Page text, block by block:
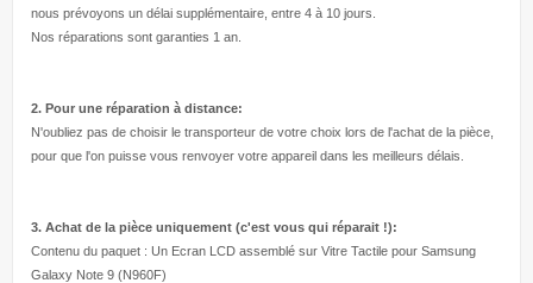
nous prévoyons un délai supplémentaire, entre 4 à 10 jours.
Nos réparations sont garanties 1 an.
2. Pour une réparation à distance:
N'oubliez pas de choisir le transporteur de votre choix lors de l'achat de la pièce,
pour que l'on puisse vous renvoyer votre appareil dans les meilleurs délais.
3. Achat de la pièce uniquement (c'est vous qui réparait !):
Contenu du paquet : Un Ecran LCD assemblé sur Vitre Tactile pour Samsung
Galaxy Note 9 (N960F)